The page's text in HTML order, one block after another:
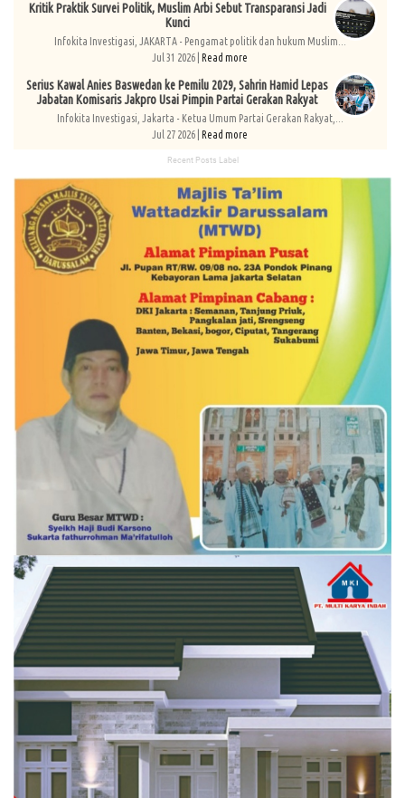
Kritik Praktik Survei Politik, Muslim Arbi Sebut Transparansi Jadi
Kunci
Infokita Investigasi, JAKARTA - Pengamat politik dan hukum Muslim...
Jul 31 2026 | Read more
Serius Kawal Anies Baswedan ke Pemilu 2029, Sahrin Hamid Lepas
Jabatan Komisaris Jakpro Usai Pimpin Partai Gerakan Rakyat
Infokita Investigasi, Jakarta - Ketua Umum Partai Gerakan Rakyat,...
Jul 27 2026 | Read more
Recent Posts Label